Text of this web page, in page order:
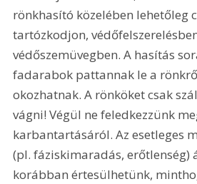
rönkhasító közelében lehetőleg
tartózkodjon,
védőszemüvegben. A hasítás
fadarabok pattannak le a
okozhatnak. A rönköket csak
vágni! Végül ne feledkezzünk
karbantartásáról. Az esetleges
(pl. fáziskimaradás, erőtlenség)
korábban értesülhetünk,